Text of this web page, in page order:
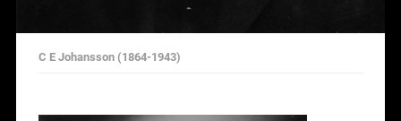
C E Johansson (1864-1943)